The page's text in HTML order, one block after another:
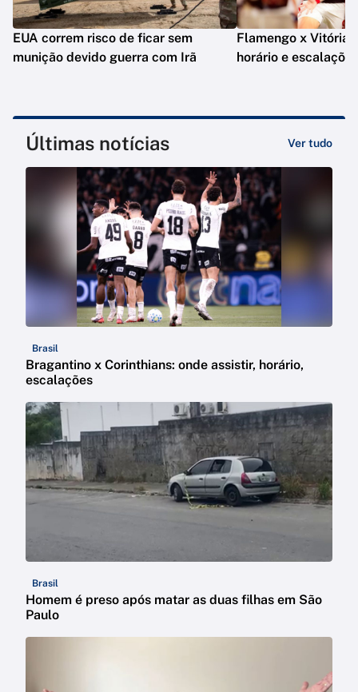
EUA correm risco de ficar sem
munição devido guerra com Irã
Flamengo x Vitória:
horário e escalações
Últimas notícias Ver tudo
Brasil
Bragantino x Corinthians: onde assistir, horário,
escalações
Brasil
Homem é preso após matar as duas filhas em São
Paulo